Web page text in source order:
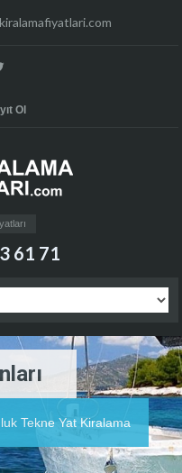
Ol
61 71
Tekne Yat Kiralama